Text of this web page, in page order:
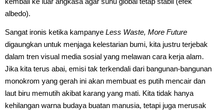
albedo).
Sangat ironis ketika kampanye Less Waste, More Future
digaungkan untuk menjaga kelestarian bumi, kita justru terjebak
dalam tren visual media sosial yang melawan cara kerja alam.
Jika kita terus abai, emisi tak terkendali dari bangunan-bangunan
monokrom yang gerah ini akan membuat es putih mencair dan
laut biru memutih akibat karang yang mati. Kita tidak hanya
kehilangan warna budaya buatan manusia, tetapi juga merusak